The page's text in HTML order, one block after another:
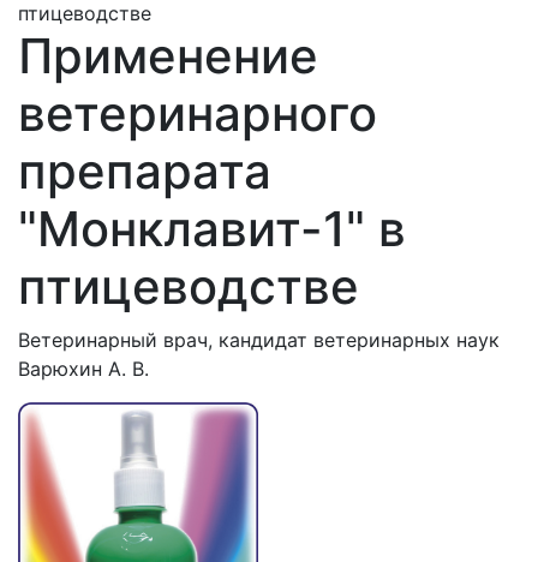
птицеводстве
Применение
ветеринарного
препарата
"Монклавит-1" в
птицеводстве
Ветеринарный врач, кандидат ветеринарных наук
Варюхин А. В.